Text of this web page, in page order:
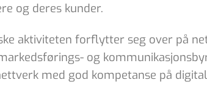
og deres kunder.
aktiviteten forflytter seg over på
og
med god kompetanse på